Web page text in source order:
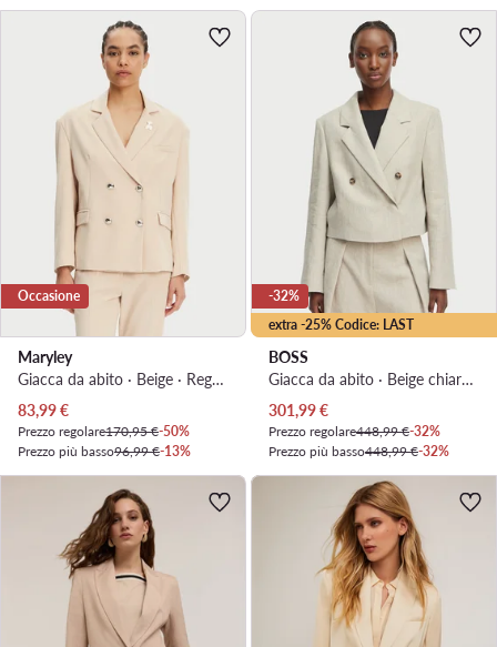
Occasione
Maryley
Giacca da abito · Beige · Regular Fit
Prezzo attuale
83,99€
Prezzo regolare170,95 €-50%
Prezzo più basso96,99 €-13%
extra -25% Codice: LAST
-32%
BOSS
Giacca da abito · Beige chiaro · Oversize
Prezzo attuale
301,99€
Prezzo regolare448,99 €-32%
Prezzo più basso448,99 €-32%